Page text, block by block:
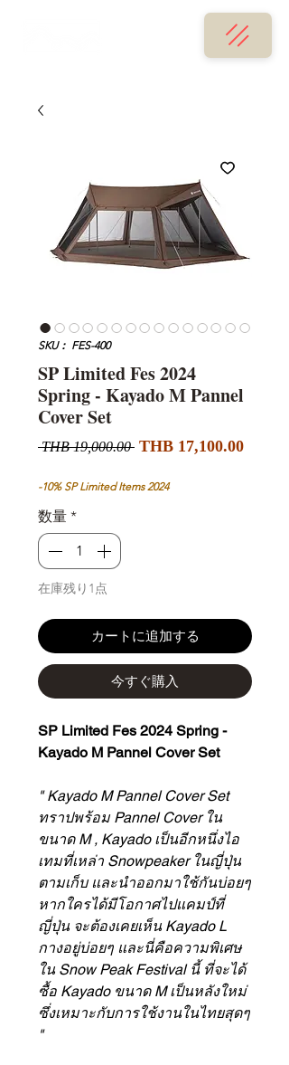
SKU： FES-400
SP Limited Fes 2024
Spring - Kayado M Pannel
Cover Set
THB 19,000.00 通
価
THB 17,100.00セ
-10% SP Limited Items 2024
数量 *
在庫残り1点
カートに追加する
今すぐ購入
SP Limited Fes 2024 Spring -
Kayado M Pannel Cover Set
" Kayado M Pannel Cover Set
ทราปพร้อม Pannel Cover ใน
ขนาด M , Kayado เป็นอีกหนึ่งไอ
เทมที่เหล่า Snowpeaker ในญี่ปุ่น
ตามเก็บ และนำออกมาใช้กันบ่อยๆ
หากใครได้มีโอกาศไปแคมป์ที่
ญี่ปุ่น จะต้องเคยเห็น Kayado L
กางอยู่บ่อยๆ และนี่คือความพิเศษ
ใน Snow Peak Festival นี้ ที่จะได้
ซื้อ Kayado ขนาด M เป็นหลังใหม่
ซึ่งเหมาะกับการใช้งานในไทยสุดๆ
"